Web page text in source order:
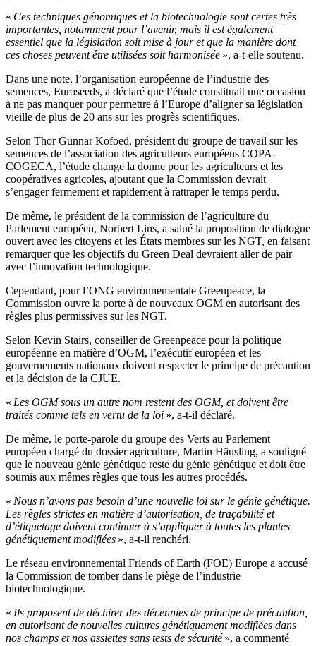
« Ces techniques génomiques et la biotechnologie sont certes très
importantes, notamment pour l’avenir, mais il est également
essentiel que la législation soit mise à jour et que la manière dont
ces choses peuvent être utilisées soit harmonisée », a-t-elle soutenu.
Dans une note, l’organisation européenne de l’industrie des
semences, Euroseeds, a déclaré que l’étude constituait une occasion
à ne pas manquer pour permettre à l’Europe d’aligner sa législation
vieille de plus de 20 ans sur les progrès scientifiques.
Selon Thor Gunnar Kofoed, président du groupe de travail sur les
semences de l’association des agriculteurs européens COPA-
COGECA, l’étude change la donne pour les agriculteurs et les
coopératives agricoles, ajoutant que la Commission devrait
s’engager fermement et rapidement à rattraper le temps perdu.
De même, le président de la commission de l’agriculture du
Parlement européen, Norbert Lins, a salué la proposition de dialogue
ouvert avec les citoyens et les États membres sur les NGT, en faisant
remarquer que les objectifs du Green Deal devraient aller de pair
avec l’innovation technologique.
Cependant, pour l’ONG environnementale Greenpeace, la
Commission ouvre la porte à de nouveaux OGM en autorisant des
règles plus permissives sur les NGT.
Selon Kevin Stairs, conseiller de Greenpeace pour la politique
européenne en matière d’OGM, l’exécutif européen et les
gouvernements nationaux doivent respecter le principe de précaution
et la décision de la CJUE.
« Les OGM sous un autre nom restent des OGM, et doivent être
traités comme tels en vertu de la loi », a-t-il déclaré.
De même, le porte-parole du groupe des Verts au Parlement
européen chargé du dossier agriculture, Martin Häusling, a souligné
que le nouveau génie génétique reste du génie génétique et doit être
soumis aux mêmes règles que tous les autres procédés.
« Nous n’avons pas besoin d’une nouvelle loi sur le génie génétique.
Les règles strictes en matière d’autorisation, de traçabilité et
d’étiquetage doivent continuer à s’appliquer à toutes les plantes
génétiquement modifiées », a-t-il renchéri.
Le réseau environnemental Friends of Earth (FOE) Europe a accusé
la Commission de tomber dans le piège de l’industrie
biotechnologique.
« Ils proposent de déchirer des décennies de principe de précaution,
en autorisant de nouvelles cultures génétiquement modifiées dans
nos champs et nos assiettes sans tests de sécurité», a commenté